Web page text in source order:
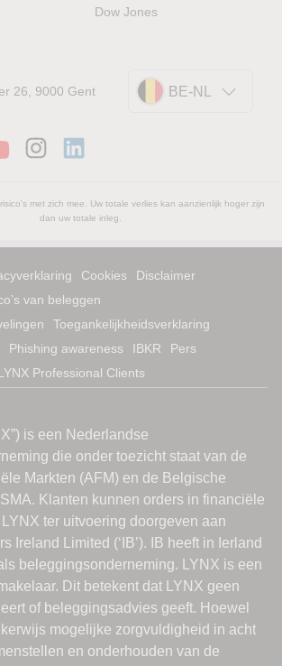
Dow Jones
26, 9000 Gent BE-NL
met zich mee. Uw totale verlies kan aanzienlijk hoger zijn
dan uw totale inleg.
Cookies
Disclaimer
van beleggen
Toegankelijkheidsverklaring
Phishing awareness IBKR
Pers
Professional Clients